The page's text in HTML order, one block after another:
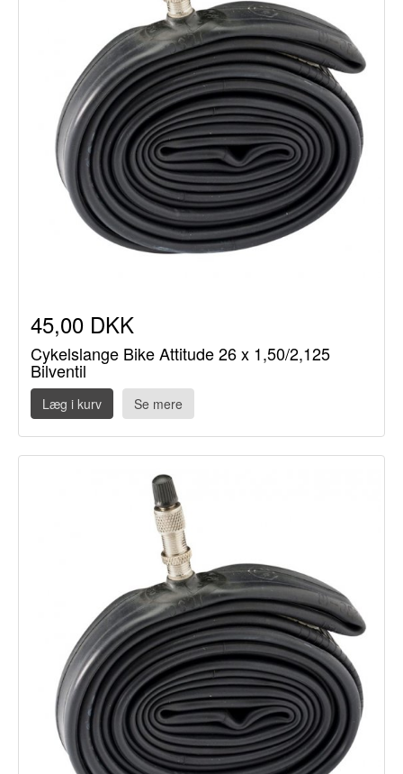
45,00 DKK
Cykelslange Bike Attitude 26 x 1,50/2,125
Bilventil
Læg i kurv Se mere